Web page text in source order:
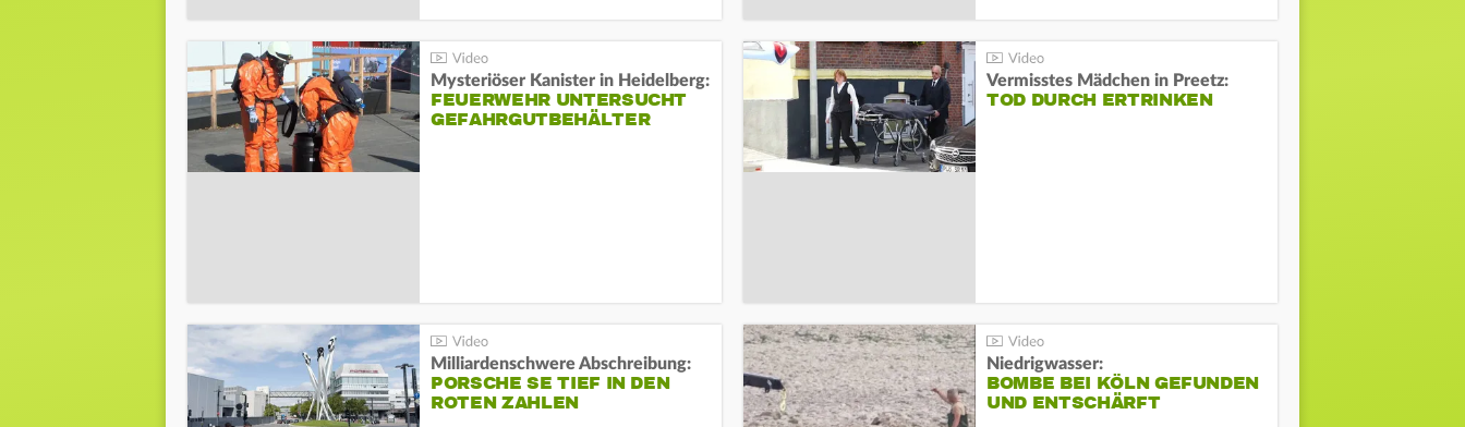
Mysteriöser Kanister in Heidelberg:
FEUERWEHR UNTERSUCHT
GEFAHRGUTBEHÄLTER
Vermisstes Mädchen in Preetz:
TOD DURCH ERTRINKEN
Milliardenschwere Abschreibung:
PORSCHE SE TIEF IN DEN
ROTEN ZAHLEN
Niedrigwasser:
BOMBE BEI KÖLN GEFUNDEN
UND ENTSCHÄRFT